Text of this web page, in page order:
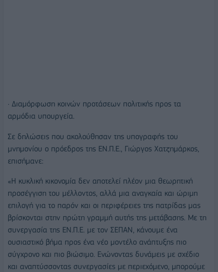
· Διαμόρφωση κοινών προτάσεων πολιτικής προς τα
αρμόδια υπουργεία.
Σε δηλώσεις που ακολούθησαν της υπογραφής του
μνημονίου ο πρόεδρος της ΕΝ.Π.Ε., Γιώργος Χατζημάρκος,
επισήμανε:
«Η κυκλική κικονομία δεν αποτελεί πλέον μια θεωρητική
προσέγγιση του μέλλοντος, αλλά μια αναγκαία και ώριμη
επιλογή για το παρόν και οι περιφέρειες της πατρίδας μας
βρίσκονται στην πρώτη γραμμή αυτής της μετάβασης. Με τη
συνεργασία της ΕΝ.Π.Ε. με τον ΣΕΠΑΝ, κάνουμε ένα
ουσιαστικό βήμα προς ένα νέο μοντέλο ανάπτυξης πιο
σύγχρονο και πιο βιώσιμο. Ενώνοντας δυνάμεις με σχέδιο
και αναπτύσσοντας συνεργασίες με περιεχόμενο, μπορούμε